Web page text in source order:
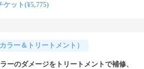
ケット(¥5,775)
ラー＆トリートメント）
ーのダメージをトリートメントで補修、